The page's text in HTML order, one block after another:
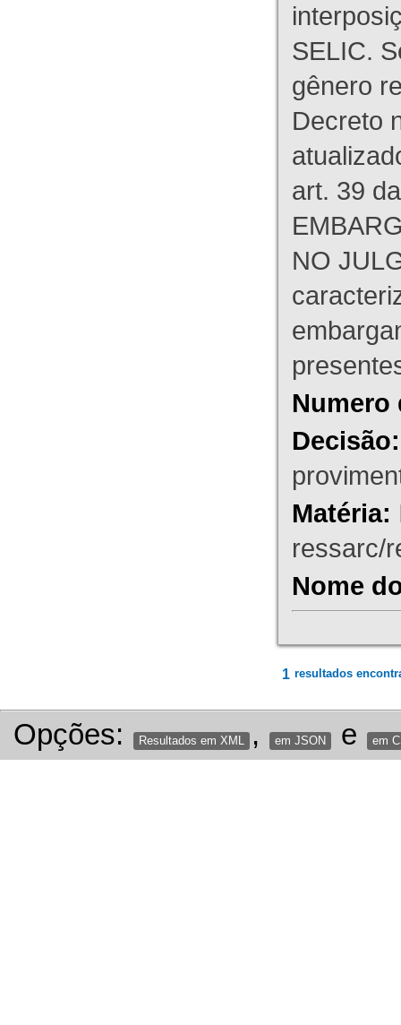
SELIC.
gênero
Decreto
art. 39
NO
Numero
Decisão:
Matéria:
ressarc/
Nome
1 resultados
Opções: Resultados em XML , em JSON e em